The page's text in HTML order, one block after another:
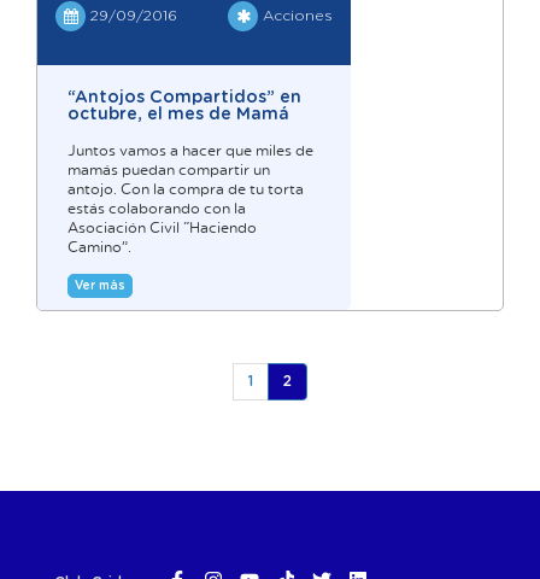
29/09/2016 Acciones
“Antojos Compartidos” en
octubre, el mes de Mamá
Juntos vamos a hacer que miles de
mamás puedan compartir un
antojo. Con la compra de tu torta
estás colaborando con la
Asociación Civil “Haciendo
Camino”.
Ver más
1 2(current)